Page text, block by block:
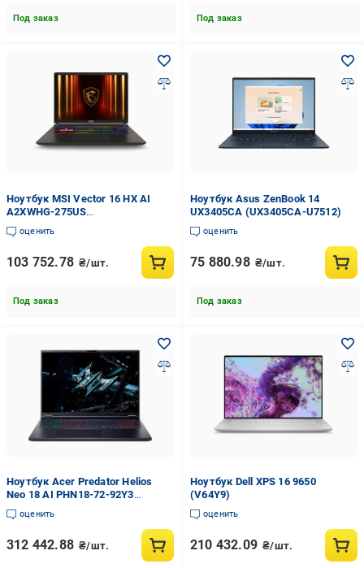
Под заказ Под заказ
Ноутбук MSI Vector 16 HX AI
A2XWHG-275US
(VECTOR16HXA2275)
оценить
103 752.78 ₴/шт.
Под заказ
Ноутбук Asus ZenBook 14
UX3405CA (UX3405CA-U7512)
оценить
75 880.98 ₴/шт.
Под заказ
Ноутбук Acer Predator Helios
Neo 18 AI PHN18-72-92Y3
(NH.U0HAA.002)
оценить
312 442.88 ₴/шт.
Ноутбук Dell XPS 16 9650
(V64Y9)
оценить
210 432.09 ₴/шт.